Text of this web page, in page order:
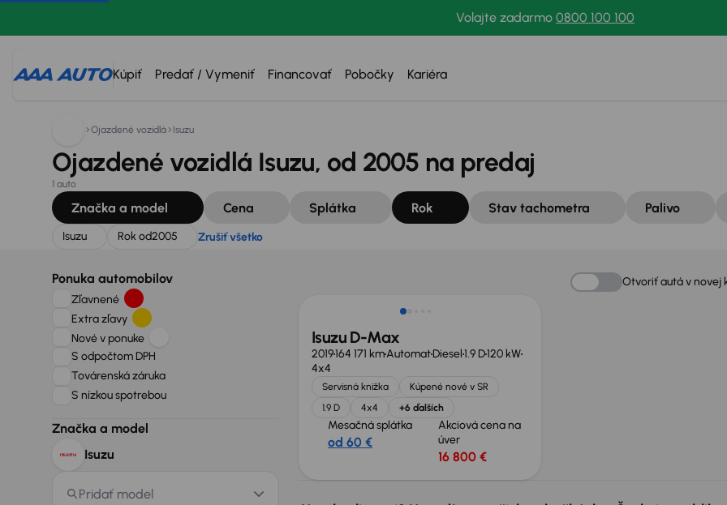
Volajte zadarmo 0800 100 100
Kúpiť Predať / Vymeniť Financovať Pobočky Kariéra
Hľadáte: Zrušiť všetko
Ojazdené vozidlá Isuzu
Ojazdené vozidlá Isuzu, od 2005 na predaj
1 auto
Značka a model Cena Splátka Rok Stav tachometra Palivo
Isuzu Rok od2005 Zrušiť všetko
Ponuka automobilov
Zľavnené
Extra zľavy
Nové v ponuke
S odpočtom DPH
Továrenská záruka
S nízkou spotrebou
Značka a model
Isuzu
Pridať model
Otvoriť autá v novej
Isuzu D-Max
2019164 171 kmAutomatDiesel1.9 D120 kW
4x4
Servisná knižka
Kúpené nové v SR
1.9 D
4x4 +6 ďalších
Mesačná splátka
od 60 €
Akciová cena na
úver
16 800 €